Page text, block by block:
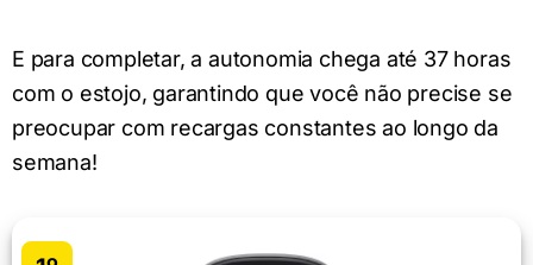
E para completar, a autonomia chega até 37 horas
com o estojo, garantindo que você não precise se
preocupar com recargas constantes ao longo da
semana!